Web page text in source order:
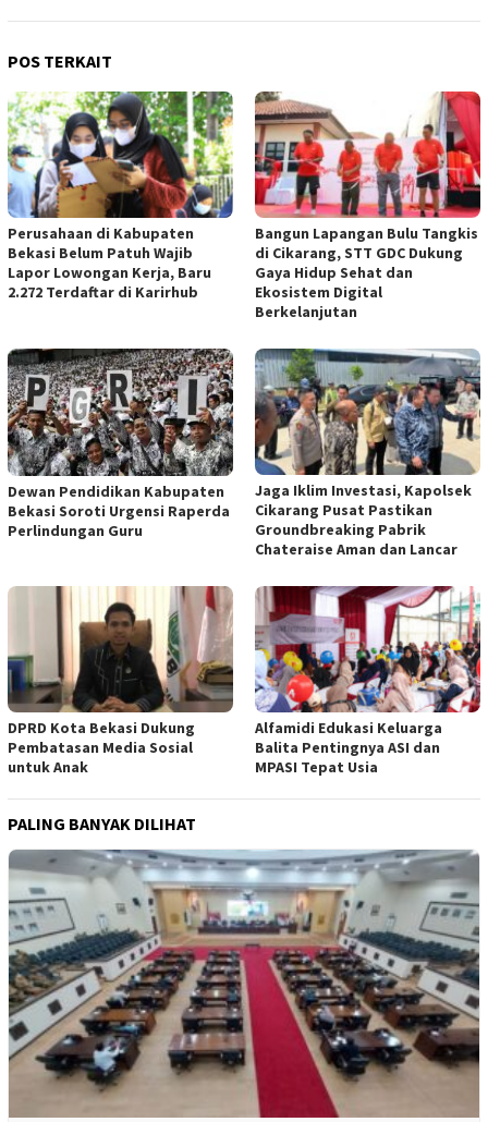
POS TERKAIT
Perusahaan di Kabupaten
Bekasi Belum Patuh Wajib
Lapor Lowongan Kerja, Baru
2.272 Terdaftar di Karirhub
Bangun Lapangan Bulu Tangkis
di Cikarang, STT GDC Dukung
Gaya Hidup Sehat dan
Ekosistem Digital
Berkelanjutan
Dewan Pendidikan Kabupaten
Bekasi Soroti Urgensi Raperda
Perlindungan Guru
Jaga Iklim Investasi, Kapolsek
Cikarang Pusat Pastikan
Groundbreaking Pabrik
Chateraise Aman dan Lancar
DPRD Kota Bekasi Dukung
Pembatasan Media Sosial
untuk Anak
Alfamidi Edukasi Keluarga
Balita Pentingnya ASI dan
MPASI Tepat Usia
PALING BANYAK DILIHAT